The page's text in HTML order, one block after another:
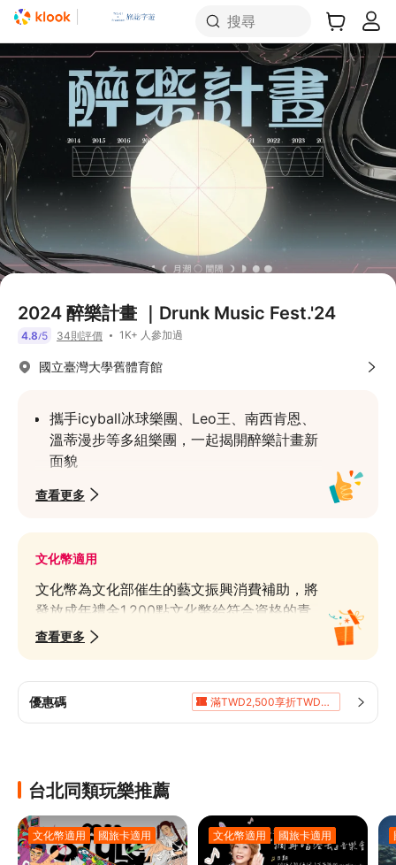
搜尋
2024 醉樂計畫 ｜Drunk Music Fest.'24
4.8/5 34則評價 1K+ 人參加過
國立臺灣大學舊體育館
攜手icyball冰球樂團、Leo王、南西肯恩、
溫蒂漫步等多組樂團，一起揭開醉樂計畫新
面貌
台北市中心、捷運公館站10分鐘，臺大校園
當紅樂團 X 新秀樂團輪番演出，最熟悉的共
鳴與最青澀的感動一次享有
野台表演、市集與多元周邊活動，幫心靈補
充養分，吃喝玩樂通通都有
查看更多
文化幣適用
文化幣為文化部催生的藝文振興消費補助，將
發放成年禮金1,200點文化幣給符合資格的青
年，作為藝文消費折抵使用。Klook 為合格藝
查看介紹
查看更多
優惠碼
滿TWD2,500享折TWD400
滿TWD2,000享折TWD200
10%折扣
台北同類玩樂推薦
文化幣適用 國旅卡適用 文化幣適用 國旅卡適用